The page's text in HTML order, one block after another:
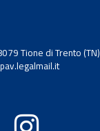
Tione di Trento (TN)